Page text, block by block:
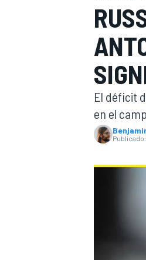
INDYCAR
El déficit
en el
Publicado: